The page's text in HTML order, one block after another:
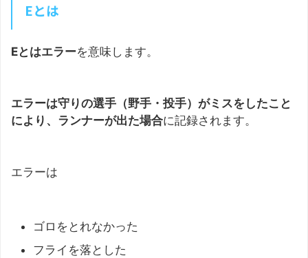
Eとは
Eとはエラーを意味します。
エラーは守りの選手（野手・投手）がミスをしたこと
により、ランナーが出た場合に記録されます。
エラーは
ゴロをとれなかった
フライを落とした